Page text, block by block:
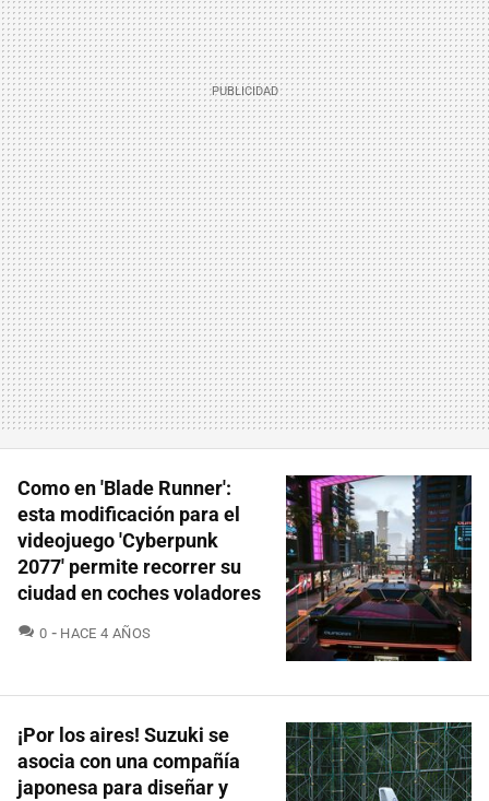
Como en 'Blade Runner':
esta modificación para el
videojuego 'Cyberpunk
2077' permite recorrer su
ciudad en coches voladores
0 COMENTARIOS
HACE 4 AÑOS
¡Por los aires! Suzuki se
asocia con una compañía
japonesa para diseñar y